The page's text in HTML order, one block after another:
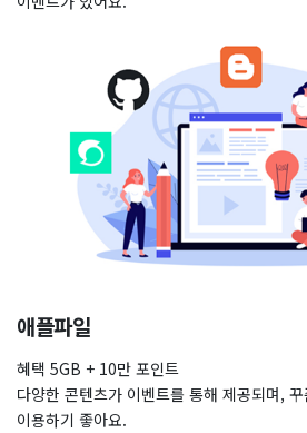
애플파일
혜택 5GB + 10만 포인트
다양한 콘텐츠가 이벤트를 통해 제공되며,
이용하기 좋아요.